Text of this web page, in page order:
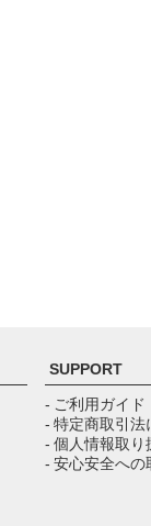
SUPPORT
- ご利用ガイド
- 特定商取引法
- 個人情報取り
- 安心安全への